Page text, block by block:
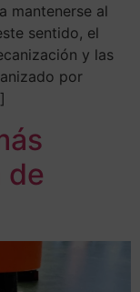
mantenerse al
sentido, el
y las
por
de